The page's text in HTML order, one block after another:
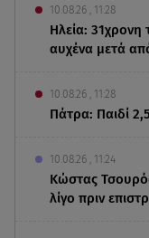
10.08.26 , 11:28
Ηλεία:
αυχένα μετά
10.08.26 , 11:28
Πάτρα: Παιδί
10.08.26 , 11:24
Κώστας
λίγο πριν